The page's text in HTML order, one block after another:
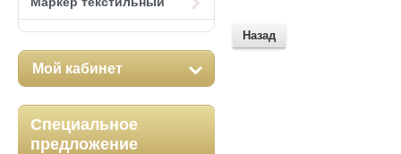
Мой кабинет
Специальное
предложение
Назад